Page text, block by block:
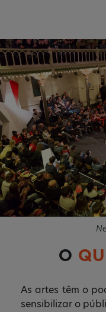
O
As artes têm o
sensibilizar o